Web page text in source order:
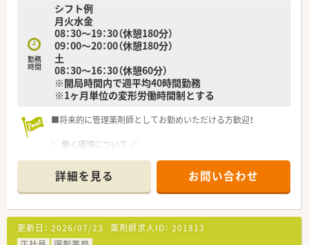
勤務
時間
シフト例
月火水金
08：30～19：30（休憩180分）
09：00～20：00（休憩180分）
土
08：30～16：30（休憩60分）
※開局時間内で週平均40時間勤務
※1ヶ月単位の変形労働時間制とする
■将来的に管理薬剤師としてお勤めいただける方歓迎！
＼ 働く環境について ／
整形外科のほか、リウマチ科・リハビリテーション科・
スポーツ整形・ペインクリニック等の対応が経験できます！
■比較的ゆとりのある業務内容です。
■あたたかく穏やかな雰囲気で、わきあいあいと業務をしていま
す。
詳細を見る お問い合わせ
更新日： 2026/07/23 薬剤師求人ID： 201813